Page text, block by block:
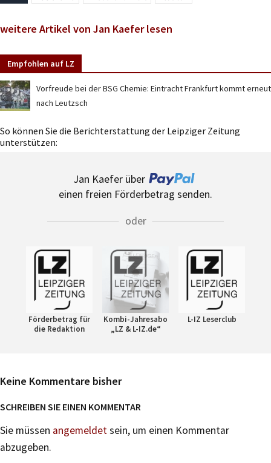
weitere Artikel von Jan Kaefer lesen
Empfohlen auf LZ
Vorfreude bei der BSG Chemie: Eintracht Frankfurt kommt erneut
nach Leutzsch
So können Sie die Berichterstattung der Leipziger Zeitung
unterstützen:
Jan Kaefer über
einen freien Förderbetrag senden.
oder
Förderbetrag für
die Redaktion
Kombi-Jahresabo
„LZ & L-IZ.de“
L-IZ Leserclub
Keine Kommentare bisher
SCHREIBEN SIE EINEN KOMMENTAR
Sie müssen angemeldetsein, um einen Kommentar
abzugeben.